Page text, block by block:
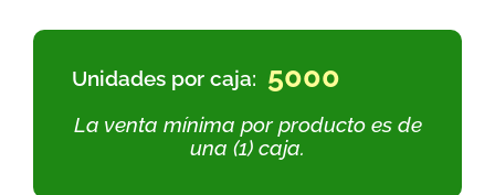
Unidades por caja: 5000
La venta mínima por producto es de
una (1) caja.